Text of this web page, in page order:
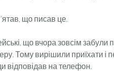
що писав це.
що вчора зовсім
Тому вирішили приїхати і
відповідав на телефон.